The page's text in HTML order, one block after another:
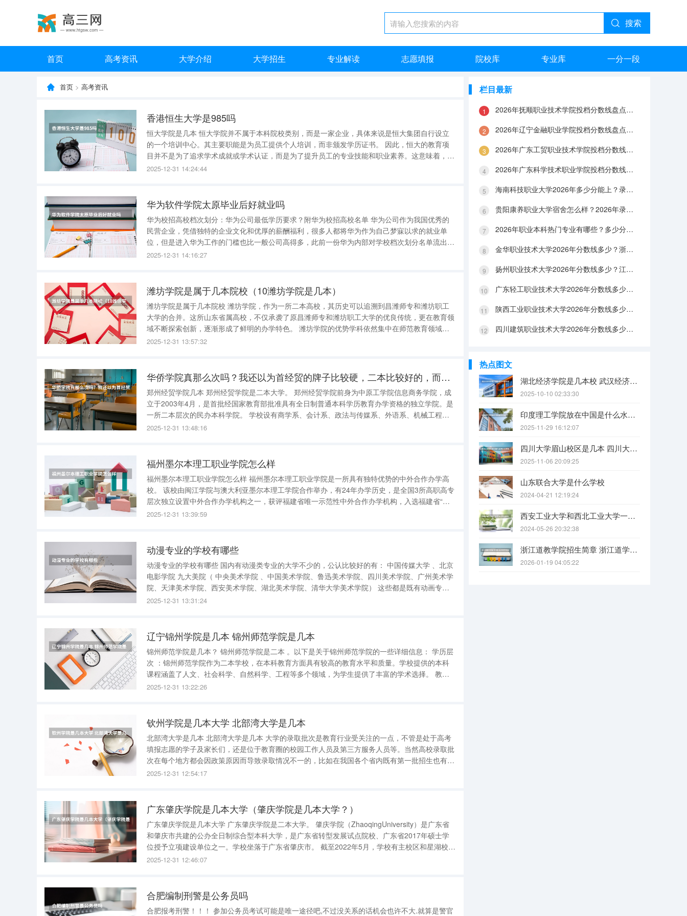
搜索
首页 高考资讯 大学介绍 大学招生 专业解读 志愿填报 院校库 专业库 一分一段
首页 > 高考资讯
香港恒生大学是985吗
恒大学院是几本 恒大学院并不属于本科院校类别，而是一家企业，具体来说是恒大集团自行设立
的一个培训中心。其主要职能是为员工提供个人培训，而非颁发学历证书。 因此，恒大的教育项
目并不是为了追求学术成就或学术认证，而是为了提升员工的专业技能和职业素养。这意味着，尽
管恒大的培训项目可能非常有价值，但它们并不能替代正规的高等教育。 值得一提的是，许多企
2025-12-31 14:24:44
华为软件学院太原毕业后好就业吗
华为校招高校档次划分：华为公司最低学历要求？附华为校招高校名单 华为公司作为我国优秀的
民营企业，凭借独特的企业文化和优厚的薪酬福利，很多人都将华为作为自己梦寐以求的就业单
位，但是进入华为工作的门槛也比一般公司高得多，此前一份华为内部对学校档次划分名单流出引
起热议，那么华为校招高校档次划分是有几个档次？ 华为公司 最低学历要求是什么？本期，我就
2025-12-31 14:16:27
潍坊学院是属于几本院校（10潍坊学院是几本）
潍坊学院是属于几本院校 潍坊学院，作为一所二本高校，其历史可以追溯到昌潍师专和潍坊职工
大学的合并。这所山东省属高校，不仅承袭了原昌潍师专和潍坊职工大学的优良传统，更在教育领
域不断探索创新，逐渐形成了鲜明的办学特色。 潍坊学院的优势学科依然集中在师范教育领域，
多年来为社会培养了大量优秀的教师和教育工作者，为潍坊县市区乃至整个地区的教育事业做出了
2025-12-31 13:57:32
华侨学院真那么次吗？我还以为首经贸的牌子比较硬，二本比较好的，而华侨招的几个专业分又都不高，二本
郑州经贸学院几本 郑州经贸学院是二本大学。 郑州经贸学院前身为中原工学院信息商务学院，成
立于2003年4月，是首批经国家教育部批准具有全日制普通本科学历教育办学资格的独立学院。是
一所二本层次的民办本科学院。 学校设有商学系、会计系、政法与传媒系、外语系、机械工程
系、电气工程系、信息技术系、建筑工程系、艺术设计系和基础学科部；拥有管理学、经济学、工
2025-12-31 13:48:16
福州墨尔本理工职业学院怎么样
福州墨尔本理工职业学院怎么样 福州墨尔本理工职业学院是一所具有独特优势的中外合作办学高
校。 该校由闽江学院与澳大利亚墨尔本理工学院合作举办，有24年办学历史，是全国3所高职高专
层次独立设置中外合作办学机构之一，获评福建省唯一示范性中外合作办学机构，入选福建省“双
高计划”建设单位。 教学上，学校整合中外教育资源，融合中澳课程与师资，采用国际课程体系、
2025-12-31 13:39:59
动漫专业的学校有哪些
动漫专业的学校有哪些 国内有动漫类专业的大学不少的，公认比较好的有： 中国传媒大学 、北京
电影学院 九大美院（ 中央美术学院 、中国美术学院、鲁迅美术学院、四川美术学院、广州美术学
院、天津美术学院、西安美术学院、湖北美术学院、清华大学美术学院） 这些都是既有动画专业
本科，也有动画专业研究生招生的（硕士都有，博士是部分院校有） 此外，国家动画教学研究基
2025-12-31 13:31:24
辽宁锦州学院是几本 锦州师范学院是几本
锦州师范学院是几本？ 锦州师范学院是二本 。以下是关于锦州师范学院的一些详细信息： 学历层
次 ：锦州师范学院作为二本学校，在本科教育方面具有较高的教育水平和质量。学校提供的本科
课程涵盖了人文、社会科学、自然科学、工程等多个领域，为学生提供了丰富的学术选择。 教学
质量 ：学校注重教学质量和科研实力的提升，拥有一批优秀的教师团队。这些教师不仅在学术上
2025-12-31 13:22:26
钦州学院是几本大学 北部湾大学是几本
北部湾大学是几本 北部湾大学是几本 大学的录取批次是教育行业受关注的一点，不管是处于高考
填报志愿的学子及家长们，还是位于教育圈的校园工作人员及第三方服务人员等。当然高校录取批
次在每个地方都会因政策原因而导致录取情况不一的，比如在我国各个省内既有第一批招生也有第
二批招生时，一般统称为二本院校，介绍时以低批次录取结果为例。 北部湾大学（原钦州学院）
2025-12-31 12:54:17
广东肇庆学院是几本大学（肇庆学院是几本大学？）
广东肇庆学院是几本大学 广东肇庆学院是二本大学。 肇庆学院（ZhaoqingUniversity）是广东省
和肇庆市共建的公办全日制综合型本科大学，是广东省转型发展试点院校、广东省2017年硕士学
位授予立项建设单位之一。学校坐落于广东省肇庆市。 截至2022年5月，学校有主校区和星湖校区
两个校园，总占地面积1200多亩，校内教职工1732人。学校设有20个教学机构，近70个本科专业
2025-12-31 12:46:07
合肥编制刑警是公务员吗
合肥报考刑警！！！ 参加公务员考试可能是唯一途径吧,不过没关系的话机会也许不大.就算是警官
栏目最新
2026年抚顺职业技术学院投档分数线盘点：录取分数、生活与就业指南
2026年辽宁金融职业学院投档分数线盘点：录取分数、生活与就业指南
2026年广东工贸职业技术学院投档分数线盘点：录取分数、生活与就业指南
2026年广东科学技术职业学院投档分数线盘点：录取分数、生活与就业指南
海南科技职业大学2026年多少分能上？录取分数线与生活成本解答
贵阳康养职业大学宿舍怎么样？2026年录取分数、费用及入学手续
2026年职业本科热门专业有哪些？多少分能上？绿牌专业有哪些？
金华职业技术大学2026年分数线多少？浙江考生563分能上吗？机械专业好就业吗？
扬州职业技术大学2026年分数线多少？江苏考生528分能上吗？医养照护好就业吗？
广东轻工职业技术大学2026年分数线多少？广东考生542分能上吗？
陕西工业职业技术大学2026年分数线多少？陕西考生355分能上吗？机械专业好就业吗？
四川建筑职业技术大学2026年分数线多少？四川考生510分能上吗？建筑专业好就业吗？
热点图文
湖北经济学院是几本校 武汉经济学院是几本
2025-10-10 02:33:30
印度理工学院放在中国是什么水平？
2025-11-29 16:12:07
四川大学眉山校区是几本 四川大学锦江学院是几本？咋样？
2025-11-06 20:09:25
山东联合大学是什么学校
2024-04-21 12:19:24
西安工业大学和西北工业大学一样吗
2024-05-26 20:32:38
浙江道教学院招生简章 浙江道学院报考条件要求
2026-01-19 04:05:22